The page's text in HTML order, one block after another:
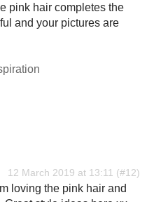
pink hair completes the
and your pictures are
12 March 2019 at 13:11
loving the pink hair and